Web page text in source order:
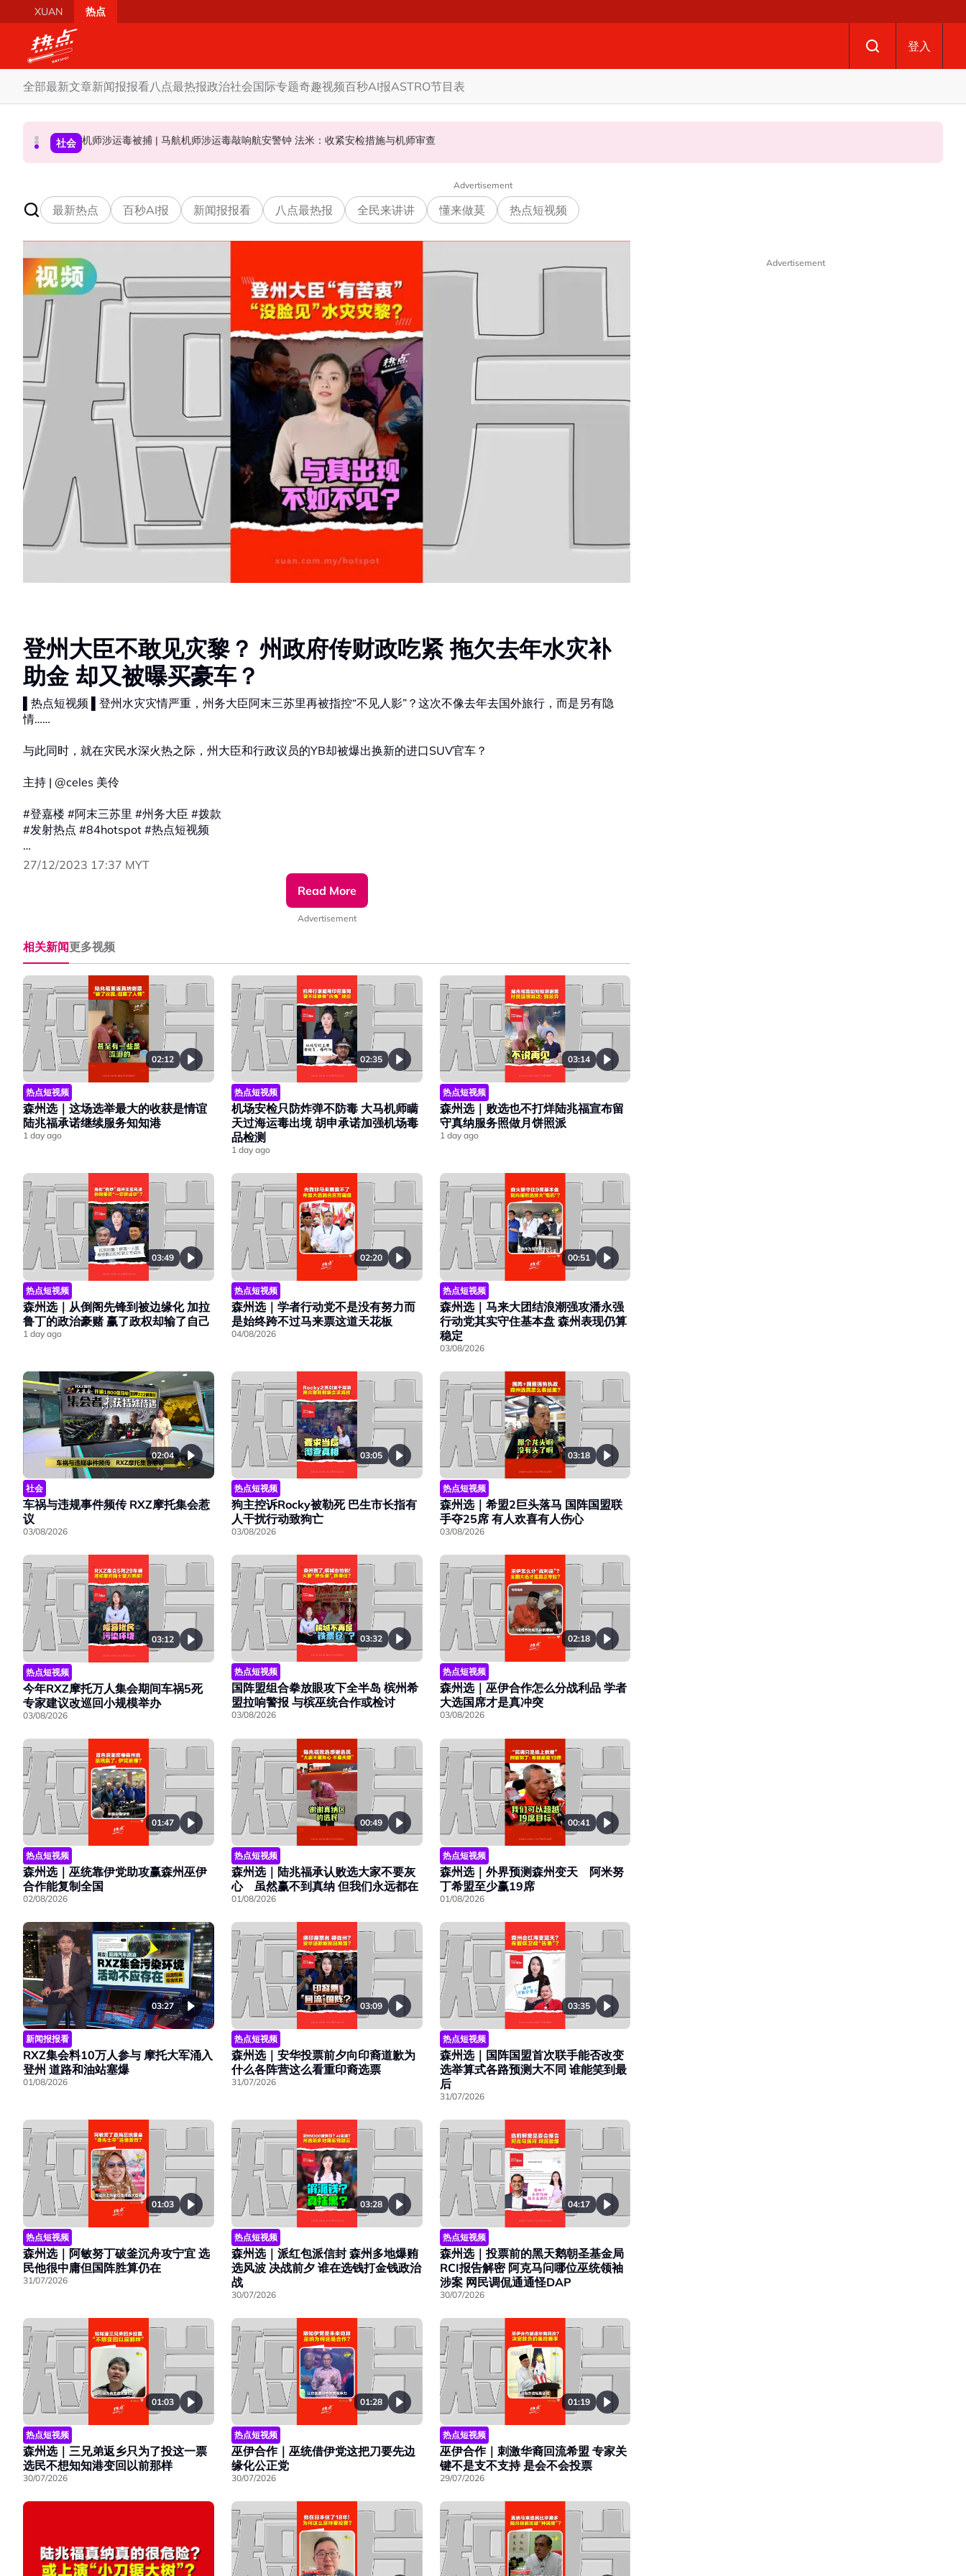
Skip to main content
XUAN 热点
登入
全部最新文章新闻报报看八点最热报政治社会国际专题奇趣视频百秒AI报ASTRO节目表
社会 网络热什么 | 公寓水管房传出诡异“求救声”？ 警方调查后真相大白！
社会 机师涉运毒被捕 | 马航机师涉运毒敲响航安警钟 法米：收紧安检措施与机师审查
政治 忧砂拉越17新增议席无法赶上砂选举 阿都卡林：选委会早该启动选区重划事宜
Advertisement
最新热点 百秒AI报 新闻报报看 八点最热报 全民来讲讲 懂来做莫 热点短视频
登州大臣不敢见灾黎？ 州政府传财政吃紧 拖欠去年水灾补
助金 却又被曝买豪车？
▌热点短视频 ▌登州水灾灾情严重，州务大臣阿末三苏里再被指控“不见人影”？这次不像去年去国外旅行，而是另有隐
情……
与此同时，就在灾民水深火热之际，州大臣和行政议员的YB却被爆出换新的进口SUV官车？
主持 | @celes 美伶
#登嘉楼 #阿末三苏里 #州务大臣 #拨款
#发射热点 #84hotspot #热点短视频
更多新闻资讯看这里 ▹ https://xuan.com.my/hotspot
27/12/2023 17:37 MYT
Read More
Advertisement
相关新闻更多视频
02:12
热点短视频
森州选｜这场选举最大的收获是情谊
陆兆福承诺继续服务知知港
1 day ago
02:35
热点短视频
机场安检只防炸弹不防毒 大马机师瞒
天过海运毒出境 胡申承诺加强机场毒
品检测
1 day ago
03:14
热点短视频
森州选｜败选也不打烊陆兆福宣布留
守真纳服务照做月饼照派
1 day ago
03:49
热点短视频
森州选｜从倒阁先锋到被边缘化 加拉
鲁丁的政治豪赌 赢了政权却输了自己
1 day ago
02:20
热点短视频
森州选｜学者行动党不是没有努力而
是始终跨不过马来票这道天花板
04/08/2026
00:51
热点短视频
森州选｜马来大团结浪潮强攻潘永强
行动党其实守住基本盘 森州表现仍算
稳定
03/08/2026
02:04
社会
车祸与违规事件频传 RXZ摩托集会惹
议
03/08/2026
03:05
热点短视频
狗主控诉Rocky被勒死 巴生市长指有
人干扰行动致狗亡
03/08/2026
03:18
热点短视频
森州选｜希盟2巨头落马 国阵国盟联
手夺25席 有人欢喜有人伤心
03/08/2026
03:12
热点短视频
今年RXZ摩托万人集会期间车祸5死
专家建议改巡回小规模举办
03/08/2026
03:32
热点短视频
国阵盟组合拳放眼攻下全半岛 槟州希
盟拉响警报 与槟巫统合作或检讨
03/08/2026
02:18
热点短视频
森州选｜巫伊合作怎么分战利品 学者
大选国席才是真冲突
03/08/2026
01:47
热点短视频
森州选｜巫统靠伊党助攻赢森州巫伊
合作能复制全国
02/08/2026
00:49
热点短视频
森州选｜陆兆福承认败选大家不要灰
心 虽然赢不到真纳 但我们永远都在
01/08/2026
00:41
热点短视频
森州选｜外界预测森州变天 阿米努
丁希盟至少赢19席
01/08/2026
03:27
新闻报报看
RXZ集会料10万人参与 摩托大军涌入
登州 道路和油站塞爆
01/08/2026
03:09
热点短视频
森州选｜安华投票前夕向印裔道歉为
什么各阵营这么看重印裔选票
31/07/2026
03:35
热点短视频
森州选｜国阵国盟首次联手能否改变
选举算式各路预测大不同 谁能笑到最
后
31/07/2026
01:03
热点短视频
森州选｜阿敏努丁破釜沉舟攻宁宜 选
民他很中庸但国阵胜算仍在
31/07/2026
03:28
热点短视频
森州选｜派红包派信封 森州多地爆贿
选风波 决战前夕 谁在选钱打金钱政治
战
30/07/2026
04:17
热点短视频
森州选｜投票前的黑天鹅朝圣基金局
RCI报告解密 阿克马问哪位巫统领袖
涉案 网民调侃通通怪DAP
30/07/2026
01:03
热点短视频
森州选｜三兄弟返乡只为了投这一票
选民不想知知港变回以前那样
30/07/2026
01:28
热点短视频
巫伊合作｜巫统借伊党这把刀要先边
缘化公正党
30/07/2026
01:19
热点短视频
巫伊合作｜刺激华裔回流希盟 专家关
键不是支不支持 是会不会投票
29/07/2026
Advertisement